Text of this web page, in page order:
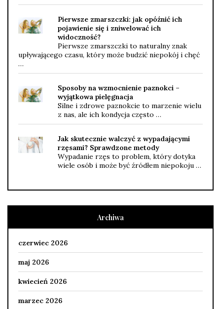
Pierwsze zmarszczki: jak opóźnić ich
pojawienie się i zniwelować ich
widoczność?
Pierwsze zmarszczki to naturalny znak
upływającego czasu, który może budzić niepokój i chęć
…
Sposoby na wzmocnienie paznokci –
wyjątkowa pielęgnacja
Silne i zdrowe paznokcie to marzenie wielu
z nas, ale ich kondycja często …
Jak skutecznie walczyć z wypadającymi
rzęsami? Sprawdzone metody
Wypadanie rzęs to problem, który dotyka
wiele osób i może być źródłem niepokoju …
Archiwa
czerwiec 2026
maj 2026
kwiecień 2026
marzec 2026